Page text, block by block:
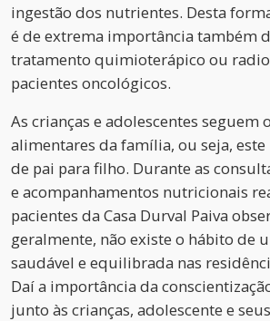
ingestão dos nutrientes. Desta
é de extrema importância também
tratamento quimioterápico ou
pacientes oncológicos.
As crianças e adolescentes seguem
alimentares da família, ou seja, este
de pai para filho. Durante as
e acompanhamentos nutricionais
pacientes da Casa Durval Paiva
geralmente, não existe o hábito de
saudável e equilibrada nas
Daí a importância da
junto às crianças, adolescente e